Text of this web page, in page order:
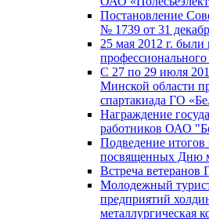
Постановление
№ 1739 от 31
25 мая 2012 г.
профессионального
С 27 по 29 июля
Минской области
спартакиада ГО
Награждение
работников ОАО
Подведение
посвященных Дню
Встреча ветеранов
Молодежный
предприятий
металлургическая